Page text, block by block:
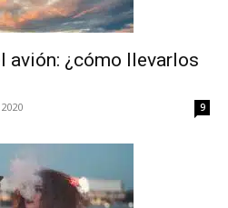
de las
avión: ¿cómo llevarlos
9